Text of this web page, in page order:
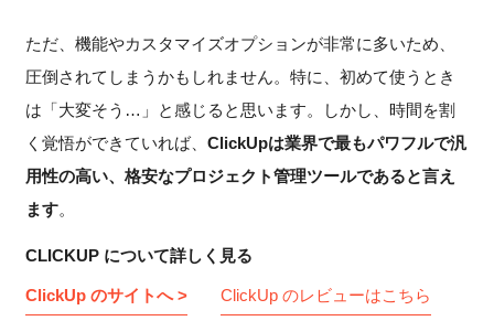
ただ、機能やカスタマイズオプションが非常に多いため、
圧倒されてしまうかもしれません。特に、初めて使うとき
は「大変そう…」と感じると思います。しかし、時間を割
く覚悟ができていれば、 ClickUpは業界で最もパワフルで汎
用性の高い、格安なプロジェクト管理ツールであると言え
ます。
CLICKUP について詳しく見る
ClickUp のサイトへ > ClickUp のレビューはこちら